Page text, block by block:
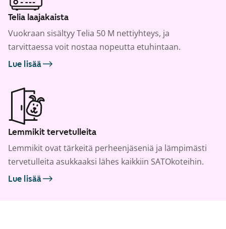
Telia laajakaista
Vuokraan sisältyy Telia 50 M nettiyhteys, ja
tarvittaessa voit nostaa nopeutta etuhintaan.
Lue lisää
Lemmikit tervetulleita
Lemmikit ovat tärkeitä perheenjäseniä ja lämpimästi
tervetulleita asukkaaksi lähes kaikkiin SATOkoteihin.
Lue lisää